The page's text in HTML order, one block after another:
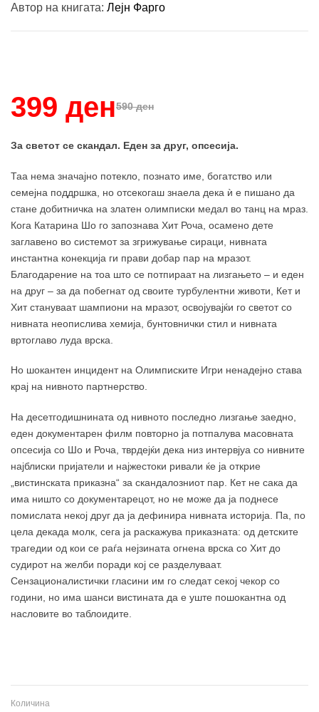
Автор на книгата: Лејн Фарго
590 ден
399 ден
За светот се скандал. Еден за друг, опсесија.
Таа нема значајно потекло, познато име, богатство или
семејна поддршка, но отсекогаш знаела дека ѝ е пишано да
стане добитничка на златен олимписки медал во танц на мраз.
Кога Катарина Шо го запознава Хит Роча, осамено дете
заглавено во системот за згрижување сираци, нивната
инстантна конекција ги прави добар пар на мразот.
Благодарение на тоа што се потпираат на лизгањето – и еден
на друг – за да побегнат од своите турбулентни животи, Кет и
Хит стануваат шампиони на мразот, освојувајќи го светот со
нивната неопислива хемија, бунтовнички стил и нивната
вртоглаво луда врска.
Но шокантен инцидент на Олимписките Игри ненадејно става
крај на нивното партнерство.
На десетгодишнината од нивното последно лизгање заедно,
еден документарен филм повторно ја потпалува масовната
опсесија со Шо и Роча, тврдејќи дека низ интервјуа со нивните
најблиски пријатели и најжестоки ривали ќе ја открие
„вистинската приказна“ за скандалозниот пар. Кет не сака да
има ништо со документарецот, но не може да ја поднесе
помислата некој друг да ја дефинира нивната историја. Па, по
цела декада молк, сега ја раскажува приказната: од детските
трагедии од кои се раѓа нејзината огнена врска со Хит до
судирот на желби поради кој се разделуваат.
Сензационалистички гласини им го следат секој чекор со
години, но има шанси вистината да е уште пошокантна од
насловите во таблоидите.
Количина